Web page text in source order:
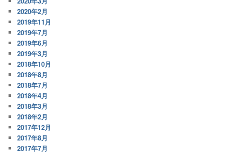
2020年2月
2019年11月
2019年7月
2019年6月
2019年3月
2018年10月
2018年8月
2018年7月
2018年4月
2018年3月
2018年2月
2017年12月
2017年8月
2017年7月